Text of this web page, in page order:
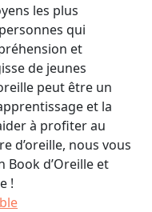
les plus
qui
et
de jeunes
peut être un
et la
à profiter au
d’oreille, nous vous
d’Oreille et
!